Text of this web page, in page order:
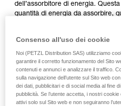
dell’assorbitore di energia.
quantità di energia da assorbire,
caduta. Due possibilità per
ridurre la lunghezza del cordino.
FAVORIRE LE POSIZIONI DI
Consenso all'uso dei cookie
Noi (PETZL Distribution SAS) utilizziamo
garantire il corretto funzionamento del Sito
contenuti e annunci e analizzare il traffico.
sulla navigazione dell’utente sul Sito web
dei dati, pubblicitari e di social media al fine
pubblicità. Se l’utente accetta, i nostri
attivi solo sul Sito web e non seguiranno